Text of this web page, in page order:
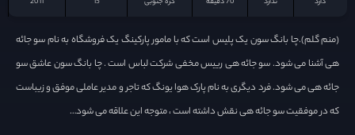
(منم گلم).چا بانگ سون یک پلیس است که با مامور پارکینگ یک فروشگاه به نام سو جائه
هی آشنا می شود. سو جائه هی رییس مخفی شرکت لباس است . چا بانگ سون عاشق سو
جائه هی می شود. فرد دیگری به نام پارک هوا یونگ که تاجر و مدیر عاملی موفق و زیباست
که در موفقیت سو جائه هی نقش داشته است ، متوجه این علاقه می شود…